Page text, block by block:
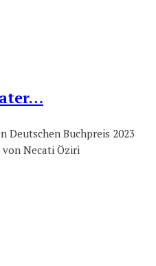
Deutschen Buchpreis 2023
von Necati Öziri